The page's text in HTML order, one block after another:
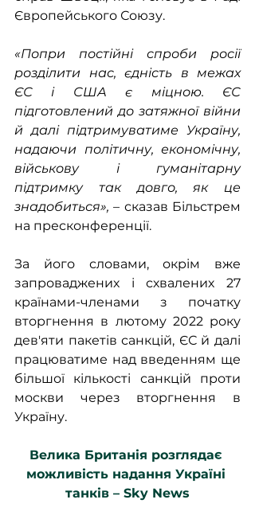
Європейського Союзу.
«Попри постійні спроби росії
розділити нас, єдність в межах
ЄС і США є міцною. ЄС
підготовлений до затяжної війни
й далі підтримуватиме Україну,
надаючи політичну, економічну,
військову і гуманітарну
підтримку так довго, як це
знадобиться», – сказав Більстрем
на пресконференції.
За його словами, окрім вже
запроваджених і схвалених 27
країнами-членами з початку
вторгнення в лютому 2022 року
дев'яти пакетів санкцій, ЄС й далі
працюватиме над введенням ще
більшої кількості санкцій проти
москви через вторгнення в
Україну.
Велика Британія розглядає
можливість надання Україні
танків – Sky News